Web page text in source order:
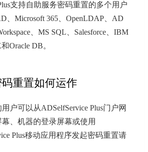
支持自助服务密码重置的多个用户
、Microsoft 365、OpenLDAP、AD
、MS SQL、Salesforce、IBM
Oracle DB。
重置如何运作
户可以从ADSelfService Plus门户网
、机器的登录屏幕或使用
Plus移动应用程序发起密码重置请